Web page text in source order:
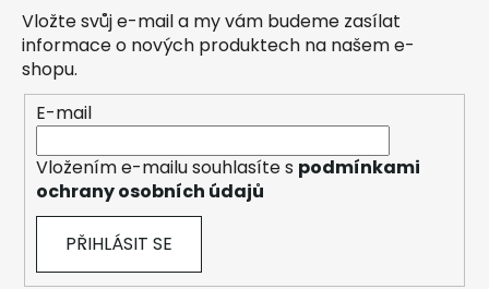
Vložte svůj e-mail a my vám budeme zasílat
informace o nových produktech na našem e-
shopu.
E-mail
Vložením e-mailu souhlasíte s podmínkami
ochrany osobních údajů
PŘIHLÁSIT SE